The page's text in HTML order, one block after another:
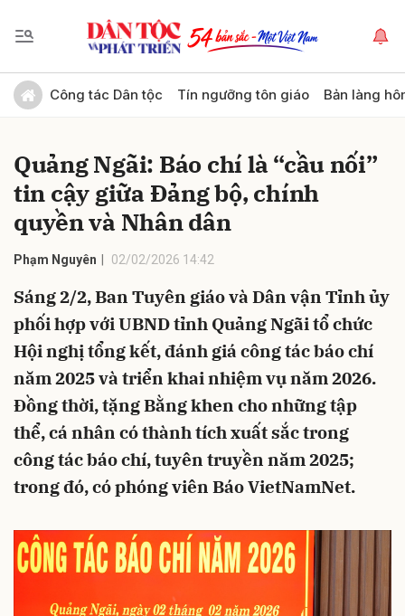
Công tác Dân tộc Tín ngưỡng tôn giáo Bản làng
Quảng Ngãi: Báo chí là “cầu nối”
tin cậy giữa Đảng bộ, chính
quyền và Nhân dân
Phạm Nguyên 02/02/2026 14:42
Sáng 2/2, Ban Tuyên giáo và Dân vận Tỉnh ủy
phối hợp với UBND tỉnh Quảng Ngãi tổ chức
Hội nghị tổng kết, đánh giá công tác báo chí
năm 2025 và triển khai nhiệm vụ năm 2026.
Đồng thời, tặng Bằng khen cho những tập
thể, cá nhân có thành tích xuất sắc trong
công tác báo chí, tuyên truyền năm 2025;
trong đó, có phóng viên Báo VietNamNet.
Gửi bình luận